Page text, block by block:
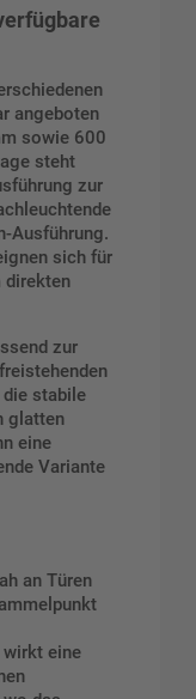
angeboten
sowie 600
steht
zur
Ausführung.
sich für
direkten
zur
stabile
glatten
eine
Variante
an Türen
eine